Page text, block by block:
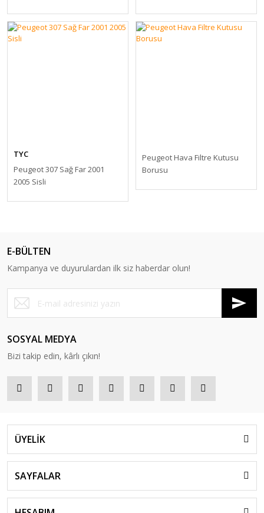
TYC
Peugeot 307 Sağ Far 2001
2005 Sisli
Peugeot Hava Filtre Kutusu
Borusu
E-BÜLTEN
Kampanya ve duyurulardan ilk siz haberdar olun!
SOSYAL MEDYA
Bizi takip edin, kârlı çıkın!
ÜYELİK
SAYFALAR